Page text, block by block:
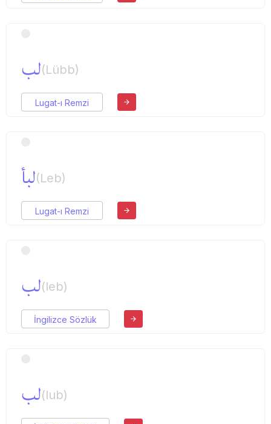
لب(Lübb)
Lugat-ı Remzi
لبأ(Leb)
Lugat-ı Remzi
لب(leb)
İngilizce Sözlük
لب(lub)